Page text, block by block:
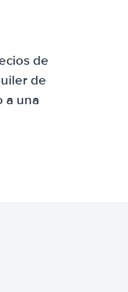
de
de
a una